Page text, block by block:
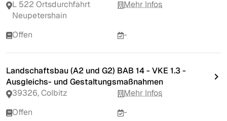
L 522 Ortsdurchfahrt
Neupetershain
Mehr Infos
Offen -
Landschaftsbau (A2 und G2) BAB 14 - VKE 1.3 -
Ausgleichs- und Gestaltungsmaßnahmen
39326, Colbitz
Mehr Infos
Offen
-